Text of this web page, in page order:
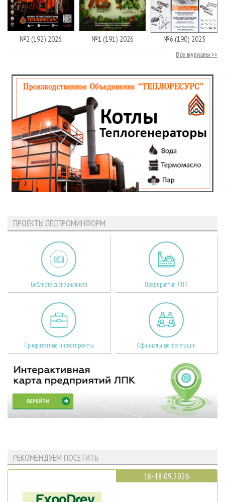
№2 (192) 2026 №1 (191) 2026 №6 (190) 2025
Все журналы
ПРОЕКТЫ ЛЕСПРОМИНФОРМ
Библиотека специалиста Предприятия ЛПК
Приоритетные инвестпроекты Официальные делегации
РЕКОМЕНДУЕМ ПОСЕТИТЬ
16-18.09.2026